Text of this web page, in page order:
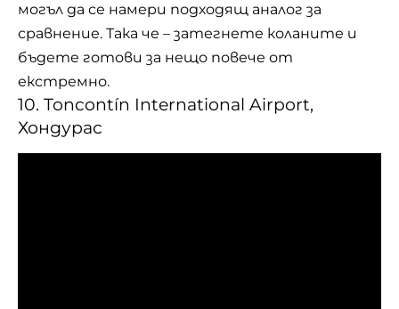
могъл да се намери подходящ аналог за
сравнение. Така че – затегнете коланите и
бъдете готови за нещо повече от
екстремно.
10. Toncontín International Airport,
Хондурас